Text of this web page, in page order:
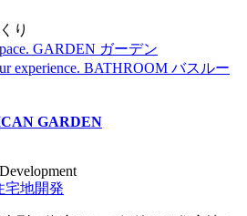
り
GARDEN ガーデン
experience. BATHROOM バスルー
GARDEN
宅地開発